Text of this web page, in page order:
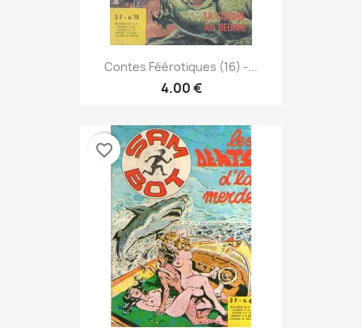
Contes Féérotiques (16) -...
4.00 €
favorite_border